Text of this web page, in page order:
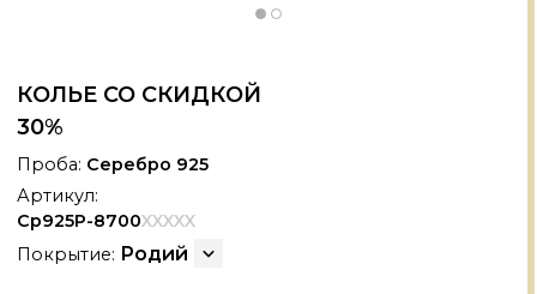
КОЛЬЕ СО СКИДКОЙ
30%
Проба: Серебро 925
Артикул:
Ср925Р-8700XXXXX
Покрытие: Родий